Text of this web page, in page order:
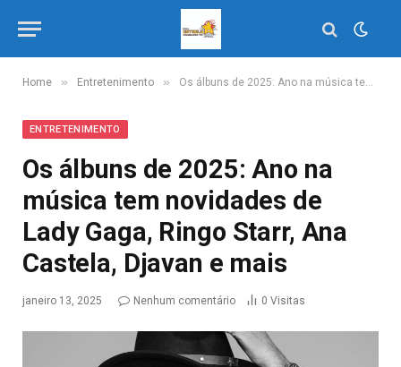
Home » Entretenimento » Os álbuns de 2025: Ano na música tem novidades de Lady Gaga, Ringo Starr, Ana Castela, Djavan e mais
ENTRETENIMENTO
Os álbuns de 2025: Ano na
música tem novidades de
Lady Gaga, Ringo Starr, Ana
Castela, Djavan e mais
janeiro 13, 2025 Nenhum comentário 0 Visitas